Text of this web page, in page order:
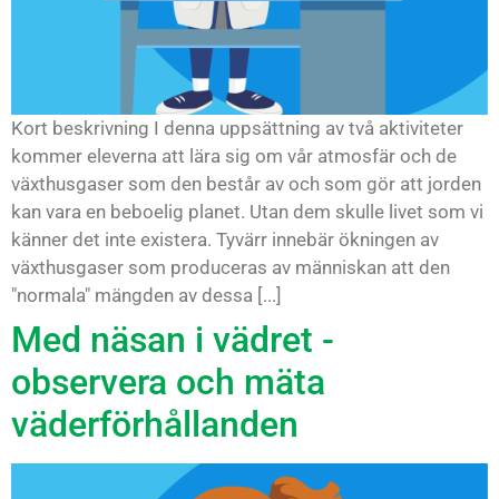
Kort beskrivning I denna uppsättning av två aktiviteter
kommer eleverna att lära sig om vår atmosfär och de
växthusgaser som den består av och som gör att jorden
kan vara en beboelig planet. Utan dem skulle livet som vi
känner det inte existera. Tyvärr innebär ökningen av
växthusgaser som produceras av människan att den
"normala" mängden av dessa [...]
Med näsan i vädret -
observera och mäta
väderförhållanden